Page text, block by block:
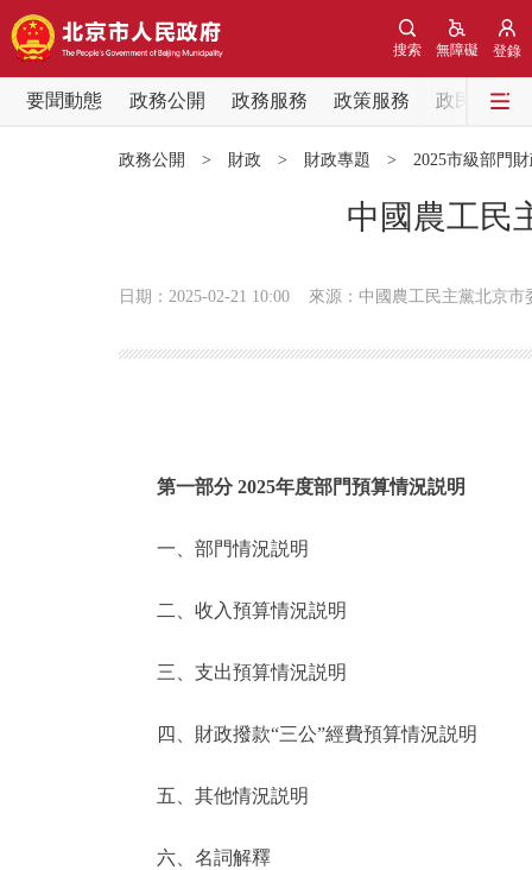
登錄
無障礙
搜索
要聞動態 政務公開 政務服務 政策服務
政民互動
便民服務
仲介服務
政務公開 > 財政 > 財政專題 > 2025市級部門
中國農工民
日期：2025-02-21 10:00 來源：中國農工民主黨北京市
第一部分 2025年度部門預算情況説明
一、部門情況説明
二、收入預算情況説明
三、支出預算情況説明
四、財政撥款“三公”經費預算情況説明
五、其他情況説明
六、名詞解釋